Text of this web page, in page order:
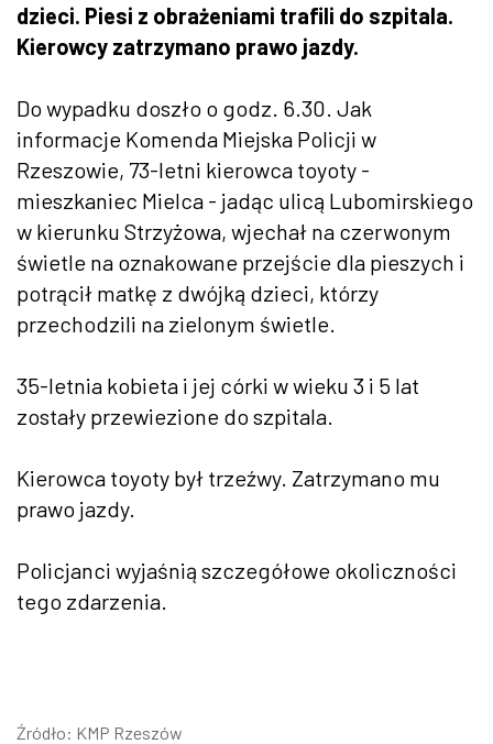
dzieci. Piesi z obrażeniami trafili do szpitala.
Kierowcy zatrzymano prawo jazdy.
Do wypadku doszło o godz. 6.30. Jak
informacje Komenda Miejska Policji w
Rzeszowie, 73-letni kierowca toyoty -
mieszkaniec Mielca - jadąc ulicą Lubomirskiego
w kierunku Strzyżowa, wjechał na czerwonym
świetle na oznakowane przejście dla pieszych i
potrącił matkę z dwójką dzieci, którzy
przechodzili na zielonym świetle.
35-letnia kobieta i jej córki w wieku 3 i 5 lat
zostały przewiezione do szpitala.
Kierowca toyoty był trzeźwy. Zatrzymano mu
prawo jazdy.
Policjanci wyjaśnią szczegółowe okoliczności
tego zdarzenia.
Źródło: KMP Rzeszów